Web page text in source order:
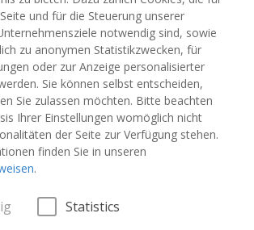
SPRACHE ÄNDERN
und für die Steuerung unserer
notwendig sind, sowie
zu anonymen Statistikzwecken, für
oder zur Anzeige personalisierter
Sie können selbst entscheiden,
Sie zulassen möchten. Bitte beachten
Ihrer Einstellungen womöglich nicht
der Seite zur Verfügung stehen.
finden Sie in unseren
.
Statistics